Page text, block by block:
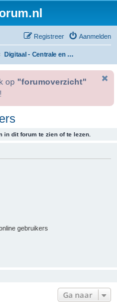
Aanmelden
Registreer
Digitaal - Centrale en Boosters
op "forumoverzicht"
dit forum te zien of te lezen.
gebruikers
Ga naar